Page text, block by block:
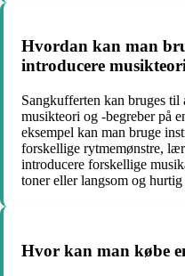
Hvordan kan man
introducere
Sangkufferten kan bruges
musikteori og -begreber på
eksempel kan man bruge
forskellige rytmemønstre,
introducere forskellige
toner eller langsom og
Hvor kan man købe